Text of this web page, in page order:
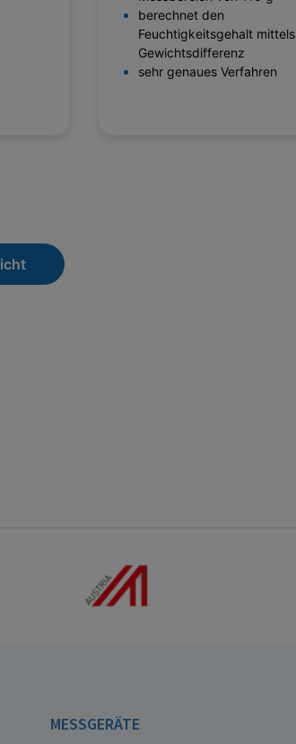
berechnet den
Feuchtigkeitsgehalt mittels
Gewichtsdifferenz
sehr genaues Verfahren
MESSGERÄTE